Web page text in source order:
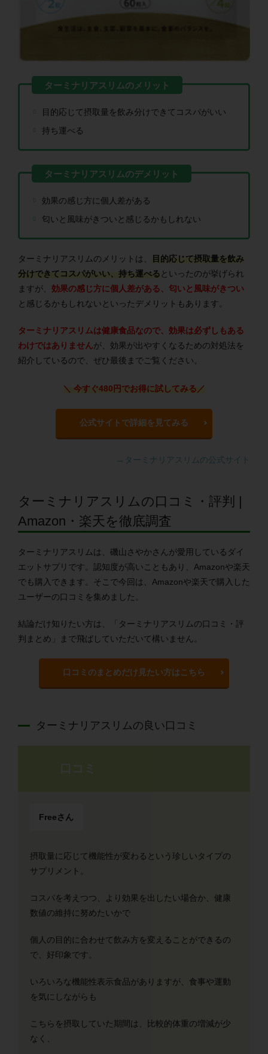
目的応じて摂取量を飲み分けできてコスパがいい
持ち運べる
効果の感じ方に個人差がある
匂いと風味がきついと感じるかもしれない
ターミナリアスリムのメリットは、
目的応じて摂取量を飲み
分けできてコスパがいい、持ち運べる といったのが挙げられ
ますが、 効果の感じ方に個人差がある、匂いと風味がきつい
と感じるかもしれないといったデメリットもあります。
ターミナリアスリムは健康食品なので、効果は必ずしもある
わけではありませんが、 効果が出やすくなるための対処法を
紹介 しているので、ぜひ最後までご覧ください。
＼ 今すぐ480円でお得に試してみる ／
公式サイトで詳細を見てみる
→ターミナリアスリムの公式サイト
ターミナリアスリムの口コミ・評判 |
Amazon・楽天を徹底調査
ターミナリアスリムは、磯山さやかさんが愛用しているダイ
エットサプリです。認知度が高いこともあり、Amazonや楽天
でも購入できます。そこで今回は、Amazonや楽天で購入した
ユーザーの口コミを集めました。
結論だけ知りたい方は、「ターミナリアスリムの口コミ・評
判まとめ」まで飛ばしていただいて構いません。
口コミのまとめだけ見たい方はこちら
ターミナリアスリムの良い口コミ
Freeさん
摂取量に応じて機能性が変わるという珍しいタイプの
サプリメント。
コスパを考えつつ、より効果を出したい場合か、健康
数値の維持に努めたいかで
個人の目的に合わせて飲み方を変えることができるの
で、好印象です。
いろいろな機能性表示食品がありますが、食事や運動
を気にしながらも
こちらを摂取していた期間は、比較的体重の増減が少
なく、